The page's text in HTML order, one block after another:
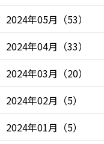
2024年05月 （53）
2024年04月 （33）
2024年03月 （20）
2024年02月 （5）
2024年01月 （5）